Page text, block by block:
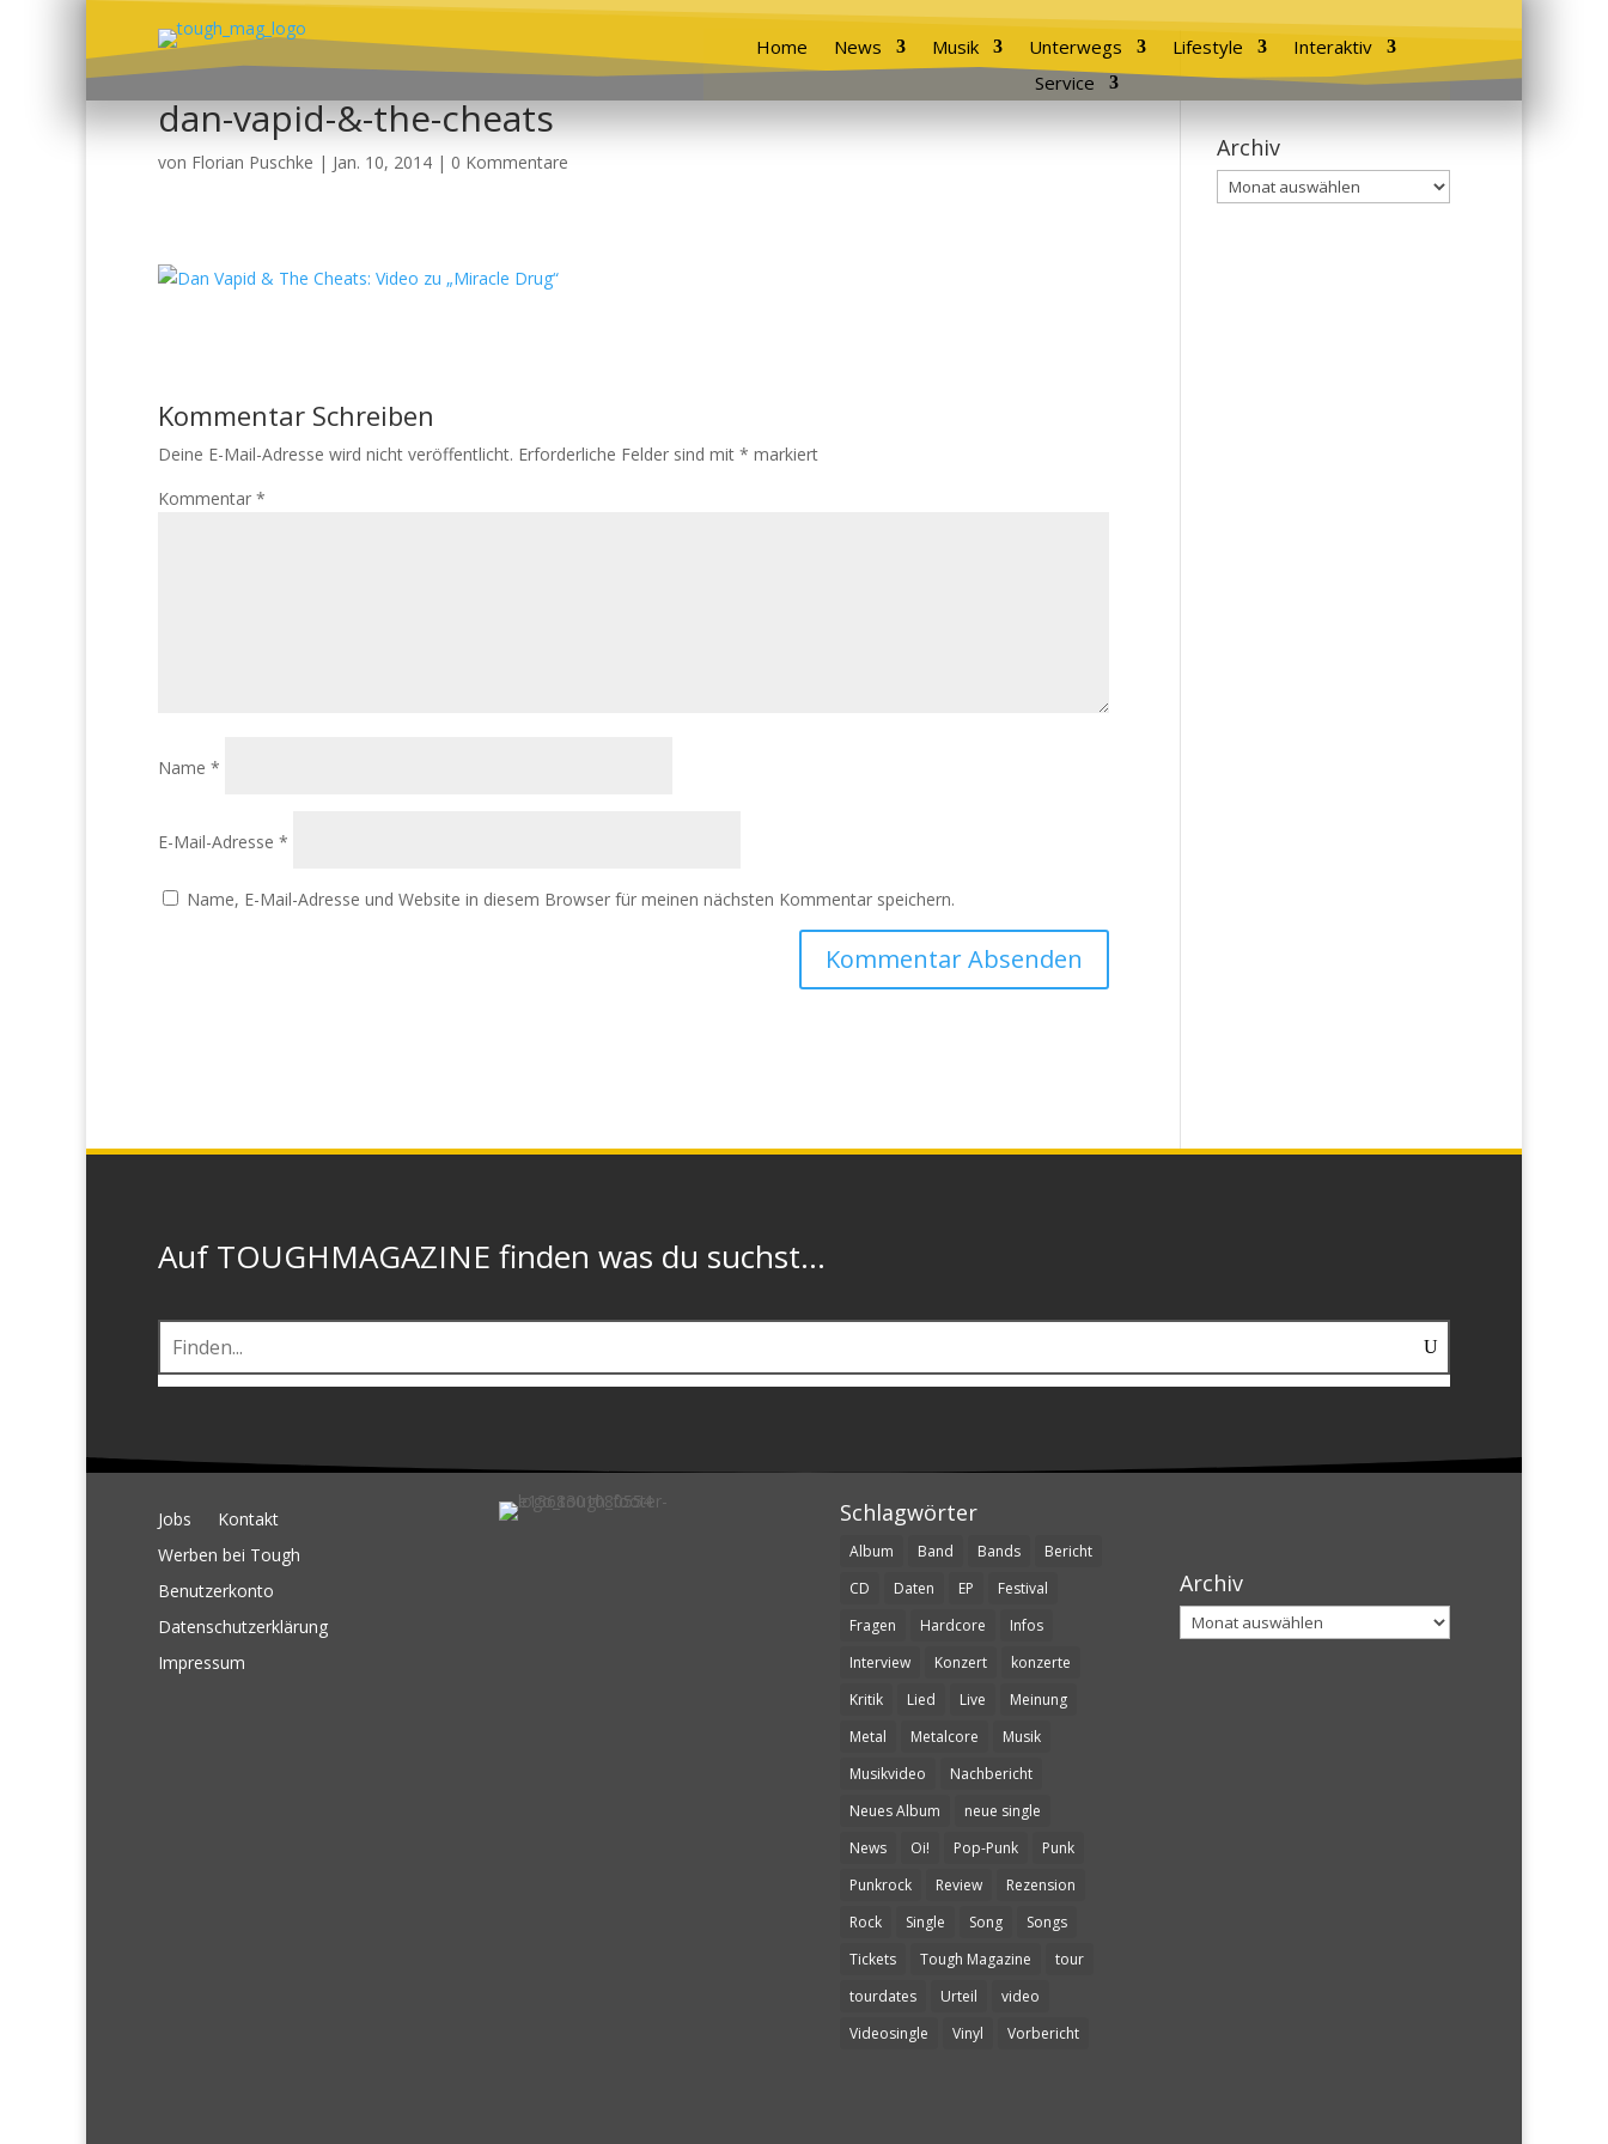
Home News Musik Unterwegs Lifestyle
Interaktiv
Service
dan-vapid-&-the-cheats
von Florian Puschke | Jan. 10, 2014 | 0 Kommentare
Kommentar Schreiben
Deine E-Mail-Adresse wird nicht veröffentlicht. Erforderliche Felder sind mit * markiert
Kommentar *
Name *
E-Mail-Adresse *
Name, E-Mail-Adresse und Website in diesem Browser für meinen nächsten Kommentar speichern.
Archiv
Archiv
Auf TOUGHMAGAZINE finden was du suchst...
Jobs
Kontakt
Werben bei Tough
Benutzerkonto
Datenschutzerklärung
Impressum
Schlagwörter
Album Band Bands
Bericht
CD
Daten EP
Festival
Fragen
Hardcore
Infos
Interview
Konzert
konzerte
Kritik
Lied Live
Meinung
Metal
Metalcore
Musik
Musikvideo
Nachbericht
Neues Album
neue single
News
Oi! Pop-Punk
Punk
Punkrock
Review
Rezension
Rock
Single Song
Songs
Tickets
Tough Magazine
tour
tourdates
Urteil
video
Videosingle
Vinyl Vorbericht
Archiv
Archiv